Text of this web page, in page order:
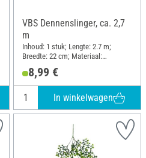
VBS Dennenslinger, ca. 2,7
m
Inhoud: 1 stuk; Lengte: 2.7 m;
Breedte: 22 cm; Materiaal:
Kunststof
8,99 €
In winkelwagen